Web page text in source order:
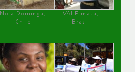
No a Dominga,
Chile
VALE mata,
Brasil